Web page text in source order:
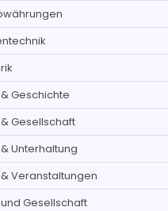
Geschichte
Gesellschaft
Unterhaltung
Veranstaltungen
Gesellschaft